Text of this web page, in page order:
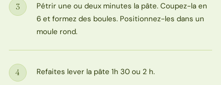
Étape
3
Pétrir une ou deux minutes la pâte. Coupez-la en
6 et formez des boules. Positionnez-les dans un
moule rond.
Étape
4
Refaites lever la pâte 1h 30 ou 2 h.